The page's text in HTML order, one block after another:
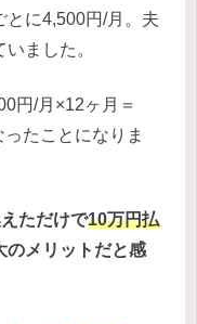
とに4,500円/月。夫
ました。
円/月×12ヶ月＝
たことになりま
ただけで10万円払
のメリットだと感